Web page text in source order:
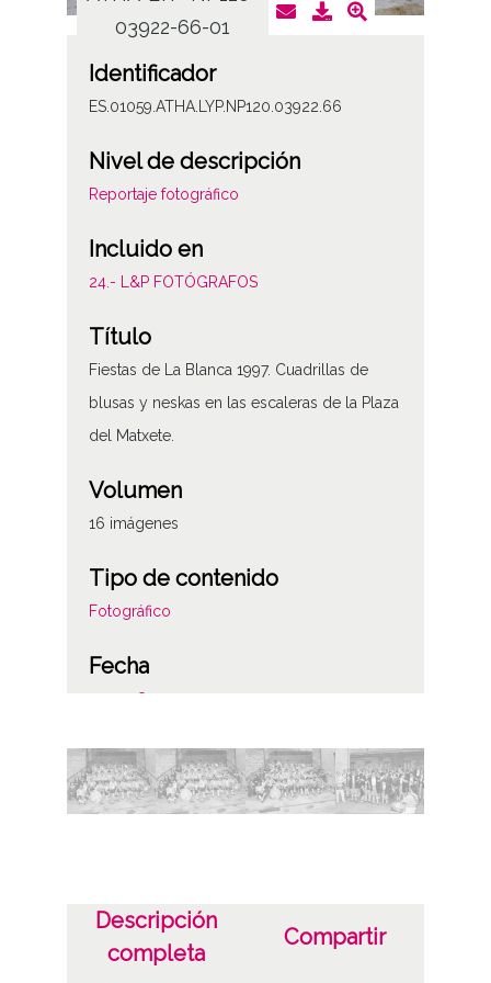
03922-66-01
Identificador
ES.01059.ATHA.LYP.NP120.03922.66
Nivel de descripción
Reportaje fotográfico
Incluido en
24.- L&P FOTÓGRAFOS
Título
Fiestas de La Blanca 1997. Cuadrillas de
blusas y neskas en las escaleras de la Plaza
del Matxete.
Volumen
16 imágenes
Tipo de contenido
Fotográfico
Fecha
1997-08-05
Materia
Andre Maria Zuriaren jaiak / Fiestas de la
Virgen Blanca
Luis Montoya Pérez
Pedro Elorza Rodríguez
Descripción
completa
Compartir